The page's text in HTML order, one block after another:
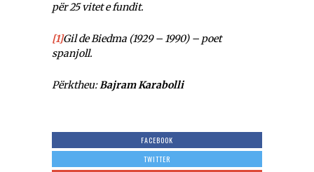
për 25 vitet e fundit.
[1]Gil de Biedma (1929 – 1990) – poet
spanjoll.
Përktheu:Bajram Karabolli
FACEBOOK
TWITTER